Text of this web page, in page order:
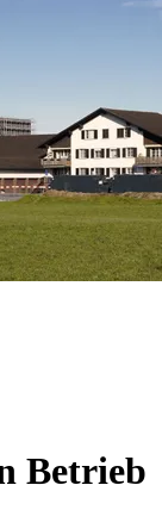
Betrieb